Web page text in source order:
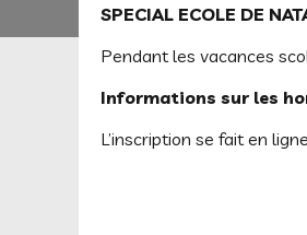
SPECIAL ECOLE DE
Pendant les vacances
Informations sur les
L’inscription se fait en